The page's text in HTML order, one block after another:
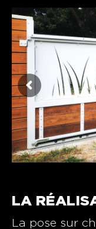
LA
La pose sur